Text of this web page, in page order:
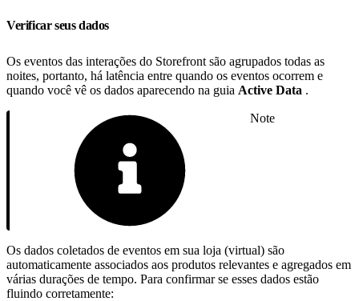
Verificar seus dados
Os eventos das interações do Storefront são agrupados todas as
noites, portanto, há latência entre quando os eventos ocorrem e
quando você vê os dados aparecendo na guia Active Data .
Note
Os dados coletados de eventos em sua loja (virtual) são
automaticamente associados aos produtos relevantes e agregados em
várias durações de tempo. Para confirmar se esses dados estão
fluindo corretamente: